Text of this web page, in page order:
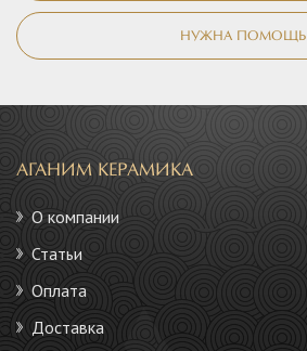
НУЖНА ПОМОЩЬ
АГАНИМ КЕРАМИКА
О компании
Статьи
Оплата
Доставка